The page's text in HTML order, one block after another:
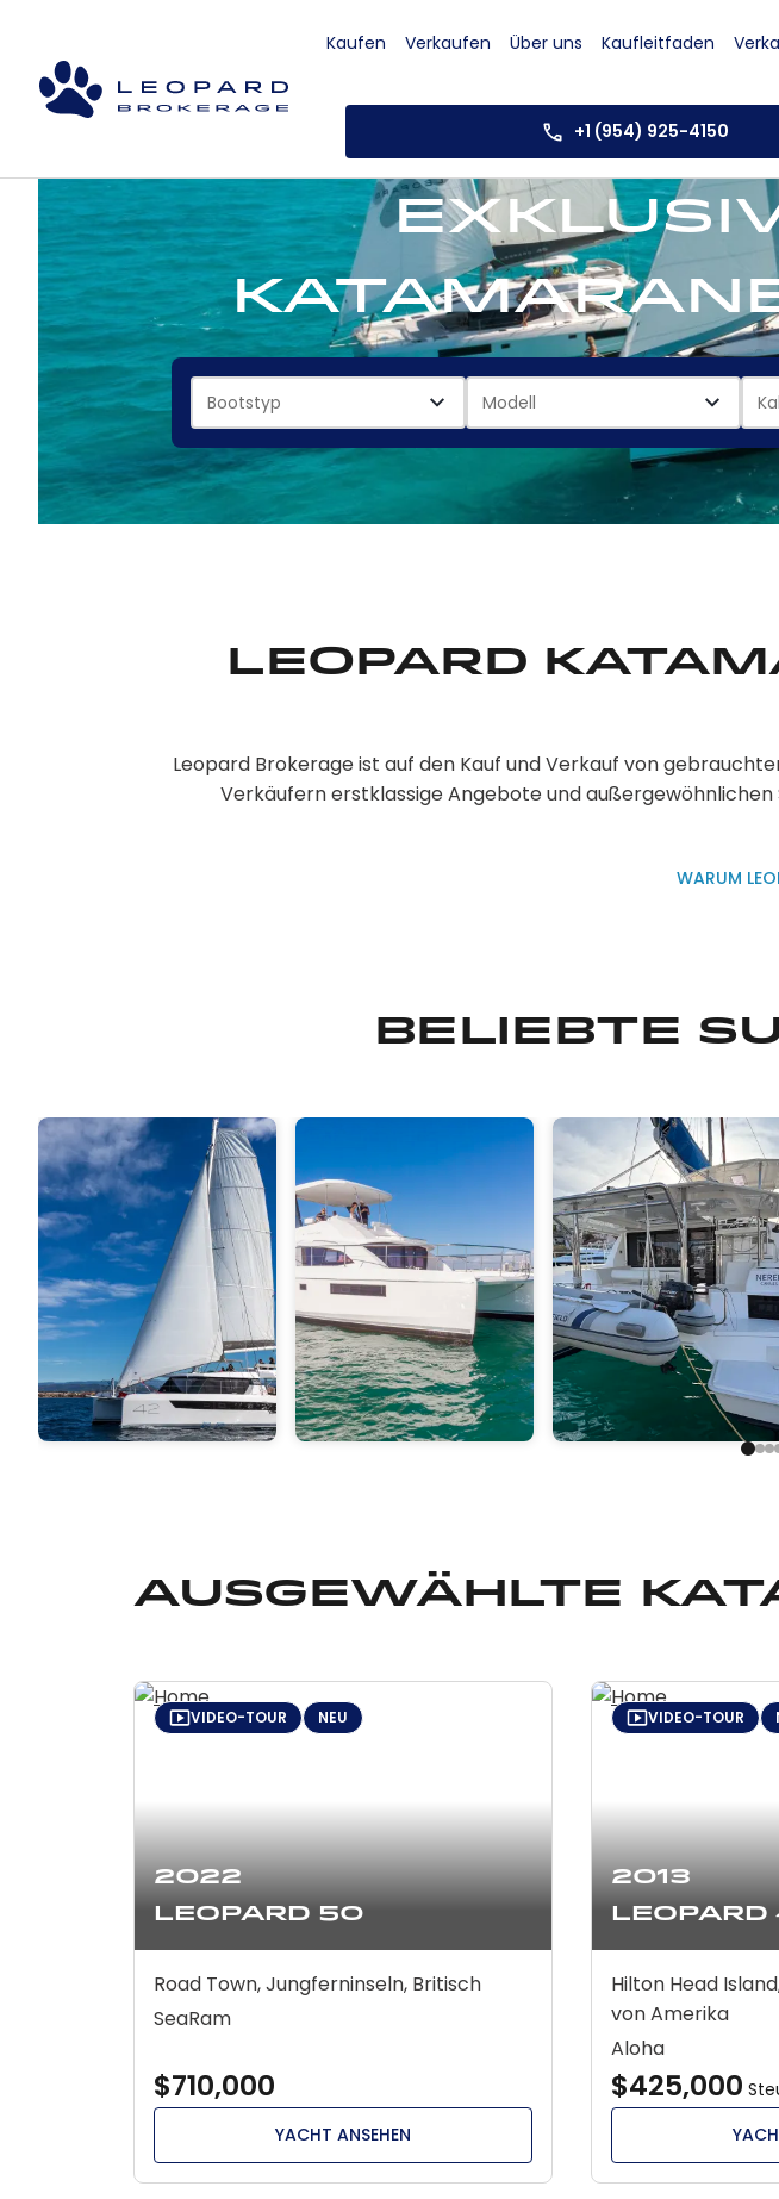
Kaufen Verkaufen Über uns Kaufleitfaden
+1 (954) 925-4150
Bootstyp Modell
Leopard
Leopard Brokerage ist auf den Kauf und Verkauf von
Verkäufern erstklassige Angebote und
WARUM
Beliebte
Ausgewählte
2022
Leopard 50
VIDEO-TOUR NEU
Road Town, Jungferninseln, Britisch
SeaRam
$710,000
YACHT ANSEHEN
2013
Leopard
VIDEO-TOUR
Hilton Head
von Amerika
Aloha
$425,000